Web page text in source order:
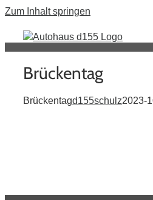
Zum Inhalt springen
Brückentag
Brückentagd155schulz2023-